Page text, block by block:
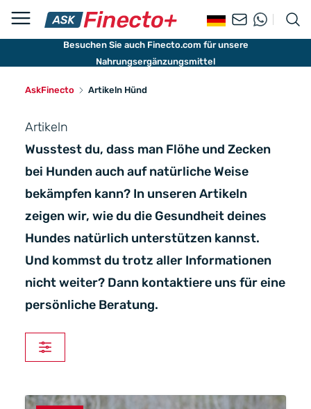
Besuchen Sie auch Finecto.com für unsere
Nahrungsergänzungsmittel
AskFinecto Artikeln Hünd
Artikeln
Wusstest du, dass man Flöhe und Zecken
bei Hunden auch auf natürliche Weise
bekämpfen kann? In unseren Artikeln
zeigen wir, wie du die Gesundheit deines
Hundes natürlich unterstützen kannst.
Und kommst du trotz aller Informationen
nicht weiter? Dann kontaktiere uns für eine
persönliche Beratung.